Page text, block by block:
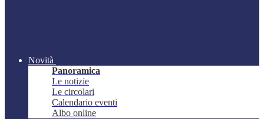
Novità
Panoramica
Le notizie
Le circolari
Calendario eventi
Albo online